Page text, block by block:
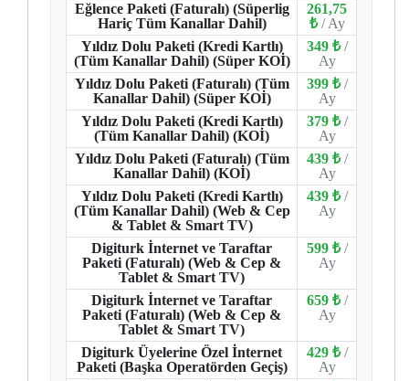
Eğlence Paketi (Faturalı) (Süperlig
Hariç Tüm Kanallar Dahil)
261,75
₺ / Ay
Yıldız Dolu Paketi (Kredi Kartlı)
(Tüm Kanallar Dahil) (Süper KOİ)
349 ₺ /
Ay
Yıldız Dolu Paketi (Faturalı) (Tüm
Kanallar Dahil) (Süper KOİ)
399 ₺ /
Ay
Yıldız Dolu Paketi (Kredi Kartlı)
(Tüm Kanallar Dahil) (KOİ)
379 ₺ /
Ay
Yıldız Dolu Paketi (Faturalı) (Tüm
Kanallar Dahil) (KOİ)
439 ₺ /
Ay
Yıldız Dolu Paketi (Kredi Kartlı)
(Tüm Kanallar Dahil) (Web & Cep
& Tablet & Smart TV)
439 ₺ /
Ay
Digiturk İnternet ve Taraftar
Paketi (Faturalı) (Web & Cep &
Tablet & Smart TV)
599 ₺ /
Ay
Digiturk İnternet ve Taraftar
Paketi (Faturalı) (Web & Cep &
Tablet & Smart TV)
659 ₺ /
Ay
Digiturk Üyelerine Özel İnternet
Paketi (Başka Operatörden Geçiş)
429 ₺ /
Ay